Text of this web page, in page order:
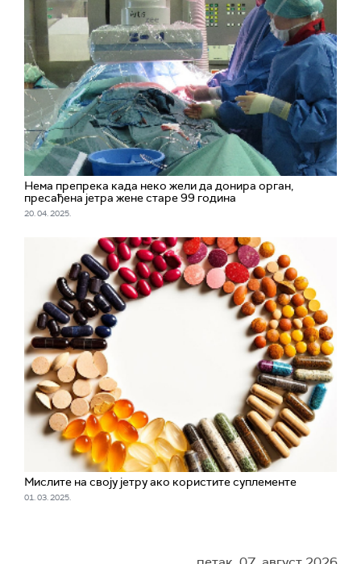
Нема препрека када неко жели да донира орган,
пресађена јетра жене старе 99 година
20. 04. 2025.
Мислите на своју јетру ако користите суплементе
01. 03. 2025.